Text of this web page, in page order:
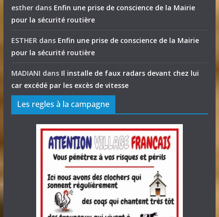
estherdans Enfin une prise de conscience de la Mairie
pour la sécurité routière
ESTHERdans Enfin une prise de conscience de la Mairie
pour la sécurité routière
MADIANI dans Il installe de faux radars devant chez lui
car excédé par les excès de vitesse
Les regles à la campagne